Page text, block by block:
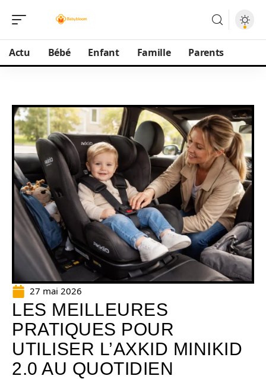
Actu Bébé Enfant Famille Parents
27 mai 2026
LES MEILLEURES
PRATIQUES POUR
UTILISER L’AXKID MINIKID
2.0 AU QUOTIDIEN